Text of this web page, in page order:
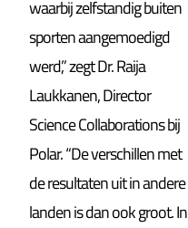
waarbij zelfstandig buiten
sporten aangemoedigd
werd,” zegt Dr. Raija
Laukkanen, Director
Science Collaborations bij
Polar. “De verschillen met
de resultaten uit in andere
landen is dan ook groot. In